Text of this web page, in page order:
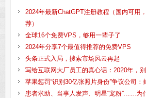
2024年最新ChatGPT注册教程（国内可用
荐）
全球16个免费VPS，够用一辈子了
2024年分享7个最值得推荐的免费VPS
头条正式入局，搜索市场风云再起
写给互联网大厂员工的真心话：2020年，别
苹果惩罚“识别30亿张照片身份”争议公司：
患者求助、当事人发声、明星“宠粉”……为